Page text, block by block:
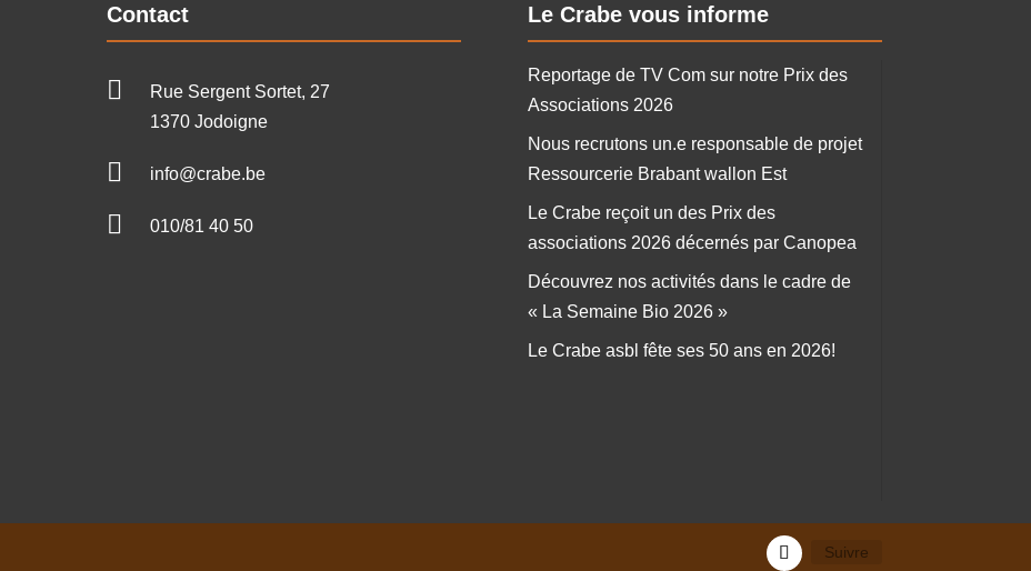
Contact

Rue Sergent Sortet, 27
1370 Jodoigne
 info@crabe.be
 010/81 40 50
Le Crabe vous informe
Reportage de TV Com sur notre Prix des
Associations 2026
Nous recrutons un.e responsable de projet
Ressourcerie Brabant wallon Est
Le Crabe reçoit un des Prix des
associations 2026 décernés par Canopea
Découvrez nos activités dans le cadre de
« La Semaine Bio 2026 »
Le Crabe asbl fête ses 50 ans en 2026!
Suivre